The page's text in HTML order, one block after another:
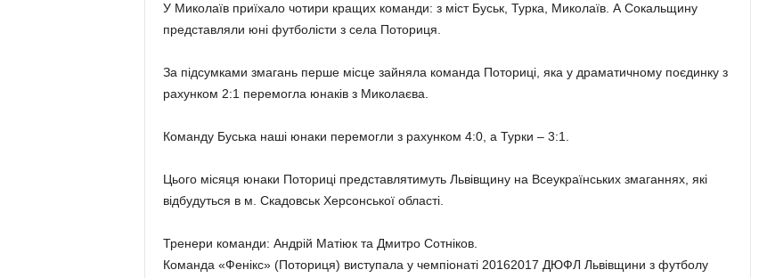
У Миколаїв приїхало чотири кращих команди: з міст Буськ, Турка, Миколаїв. А Сокальщину
представляли юні футболісти з села Поториця.
За підсумками змагань перше місце зайняла команда Поториці, яка у драматичному поєдинку з
рахунком 2:1 перемогла юнаків з Миколаєва.
Команду Буська наші юнаки перемогли з рахунком 4:0, а Турки – 3:1.
Цього місяця юнаки Поториці представлятимуть Львівщину на Всеукраїнських змаганнях, які
відбудуться в м. Скадовськ Херсонської області.
Тренери команди: Андрій Матіюк та Дмитро Сотніков.
Команда «Фенікс» (Поториця) виступала у чемпіонаті 20162017 ДЮФЛ Львівщини з футболу